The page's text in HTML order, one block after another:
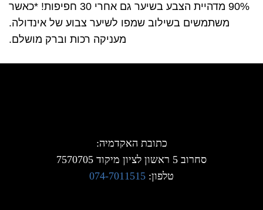
90% מדהיית הצבע בשיער גם אחרי 30 חפיפות! *כאשר
משתמשים בשילוב שמפו לשיער צבוע של אינדולה.
מעניקה רכות וברק מושלם.
כתובת האקדמיה:
סחרוב 5 ראשון לציון מיקוד 7570705
טלפון: 074-7011515